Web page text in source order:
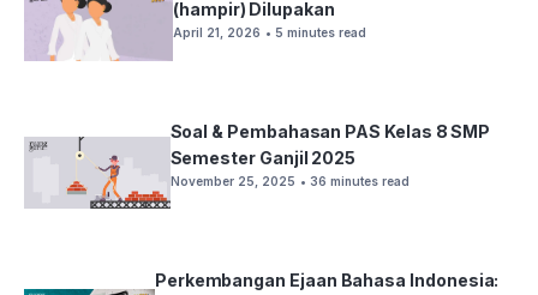
(hampir) Dilupakan
April 21, 2026 • 5 minutes read
Soal & Pembahasan PAS Kelas 8 SMP
Semester Ganjil 2025
November 25, 2025 • 36 minutes read
Perkembangan Ejaan Bahasa Indonesia: